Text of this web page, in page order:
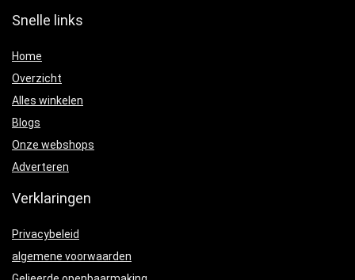
Snelle links
Home
Overzicht
Alles winkelen
Blogs
Onze webshops
Adverteren
Verklaringen
Privacybeleid
algemene voorwaarden